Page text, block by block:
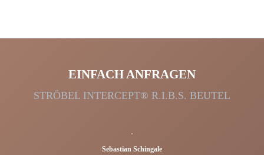
EINFACH ANFRAGEN
STRÖBEL INTERCEPT® R.I.B.S. BEUTEL
Sebastian Schingale